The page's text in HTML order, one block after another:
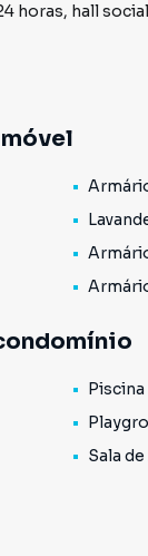
horas, hall
Piscina
Sala